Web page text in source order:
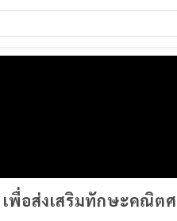
พื่อส่งเสริมทักษะคณิต